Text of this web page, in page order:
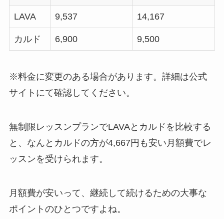
LAVA 9,537 14,167
カルド 6,900 9,500
※料金に変更のある場合があります。詳細は公式
サイトにて確認してください。
無制限レッスンプランでLAVAとカルドを比較する
と、なんと カルドの方が4,667円も安い月額費でレ
ッスンを受けられます。
月額費が安いって、継続して続けるための大事な
ポイントのひとつですよね。